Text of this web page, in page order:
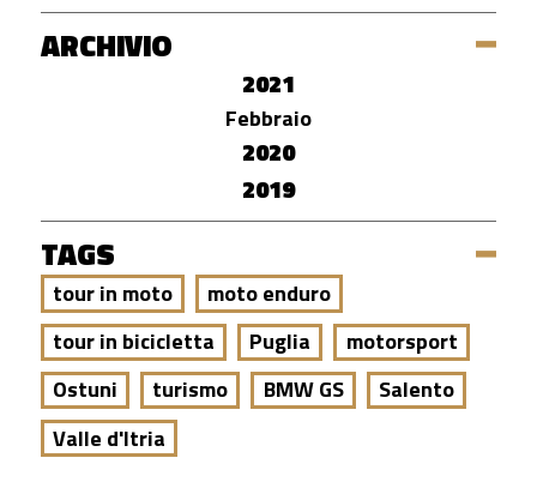
ARCHIVIO
2021
Febbraio
2020
2019
TAGS
tour in moto
moto enduro
tour in bicicletta
Puglia
motorsport
Ostuni
turismo BMW GS
Salento
Valle d'Itria